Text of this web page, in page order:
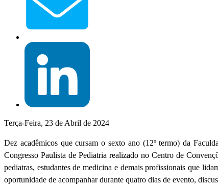
Terça-Feira, 23 de Abril de 2024
Dez acadêmicos que cursam o sexto ano (12º termo) da
Congresso Paulista de Pediatria realizado no Centro de
pediatras, estudantes de medicina e demais profissionais que
oportunidade de acompanhar durante quatro dias de evento,